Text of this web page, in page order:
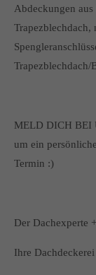
Abdeckungen
Trapezblechdach,
Trapezblechdach/
MELD DICH BEI
um ein
Termin :)
Der Dachexperte
Ihre